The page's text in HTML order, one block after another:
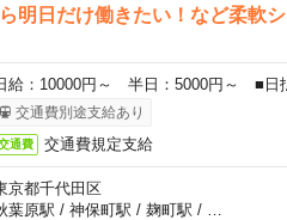
明日だけ働きたい！など柔軟
給：10000円～ 半日：5000円～ ■日
交通費別途支給あり
通費 交通費規定支給
京都千代田区
葉原駅 / 神保町駅 / 麹町駅 /